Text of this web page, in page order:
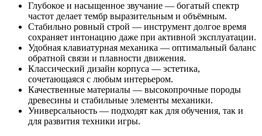
Глубокое и насыщенное звучание — богатый спектр
частот делает тембр выразительным и объёмным.
Стабильно ровный строй — инструмент долгое время
сохраняет интонацию даже при активной эксплуатации.
Удобная клавиатурная механика — оптимальный баланс
обратной связи и плавности движения.
Классический дизайн корпуса — эстетика,
сочетающаяся с любым интерьером.
Качественные материалы — высокопрочные породы
древесины и стабильные элементы механики.
Универсальность — подходят как для обучения, так и
для развития техники игры.